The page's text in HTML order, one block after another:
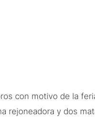
con motivo de la
rejoneadora y dos